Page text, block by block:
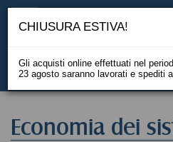
Economia dei
CHIUSURA ESTIVA!
Gli acquisti online effettuati nel
23 agosto saranno lavorati e spediti